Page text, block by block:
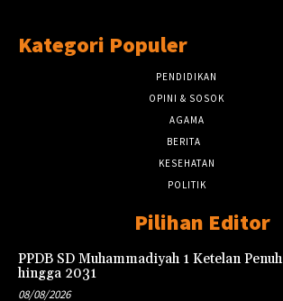
Kategori Populer
PENDIDIKAN
OPINI & SOSOK
AGAMA
BERITA
KESEHATAN
POLITIK
Pilihan Editor
PPDB SD Muhammadiyah 1 Ketelan Penuh
hingga 2031
08/08/2026